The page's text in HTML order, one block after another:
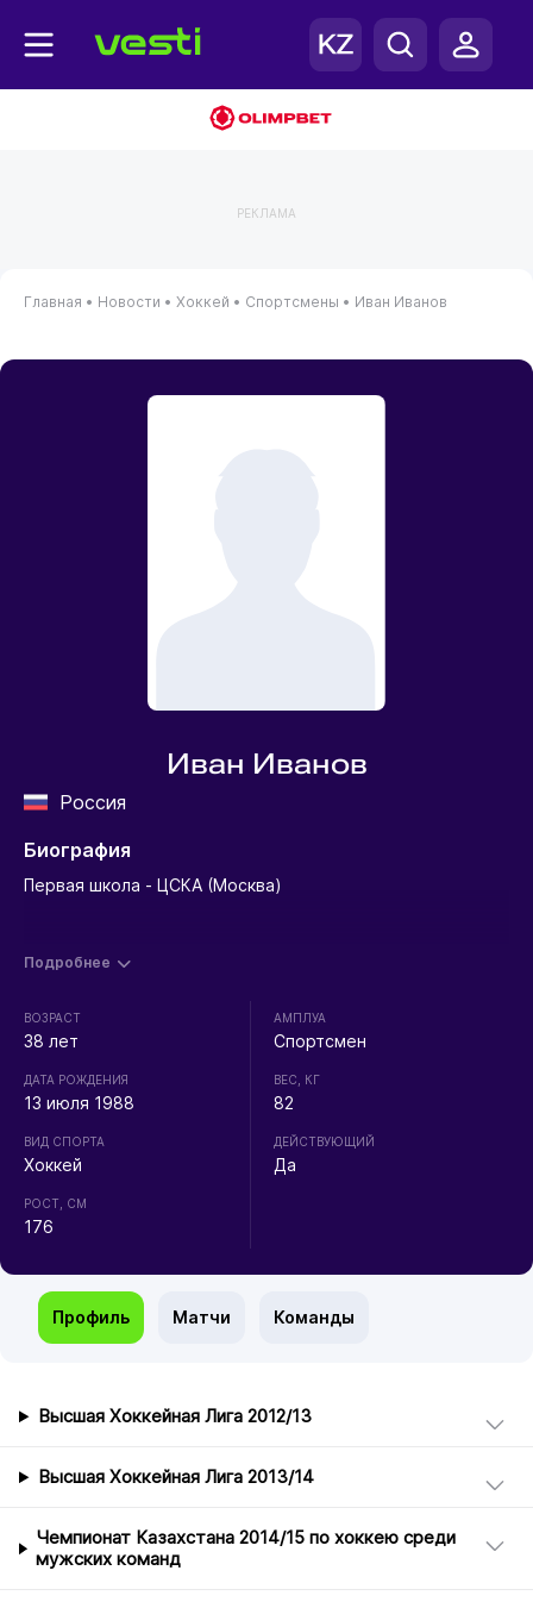
РЕКЛАМА
Главная • Новости • Хоккей • Спортсмены • Иван Иванов
Иван Иванов
Россия
Биография
Первая школа - ЦСКА (Москва)
Подробнее
ВОЗРАСТ
38 лет
ДАТА РОЖДЕНИЯ
13 июля 1988
ВИД СПОРТА
Хоккей
РОСТ, СМ
176
АМПЛУА
Спортсмен
ВЕС, КГ
82
ДЕЙСТВУЮЩИЙ
Да
Профиль Матчи Команды
Высшая Хоккейная Лига 2012/13
Высшая Хоккейная Лига 2013/14
Чемпионат Казахстана 2014/15 по хоккею среди
мужских команд